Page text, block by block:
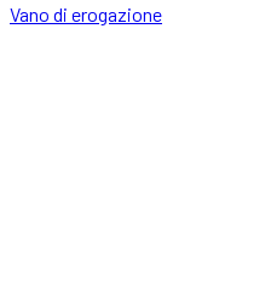
Vano di erogazione